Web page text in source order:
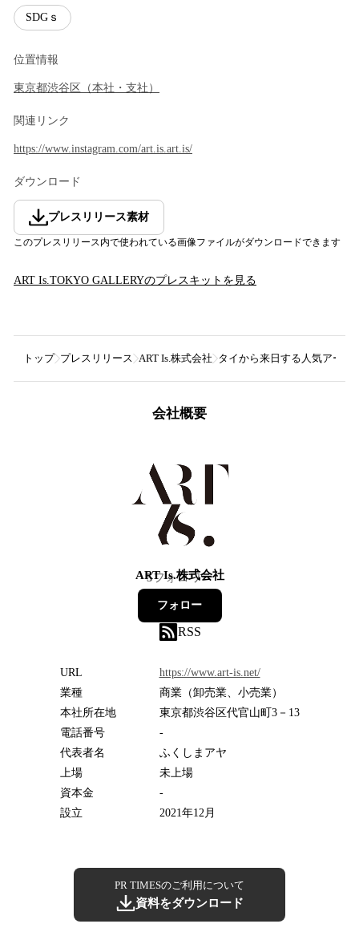
SDGｓ
位置情報
東京都渋谷区 （本社・支社 ）
関連リンク
https://www.instagram.com/art.is.art.is/
ダウンロード
プレスリリース素材
このプレスリリース内で使われている画像ファイルがダウンロードできます
ART Is.TOKYO GALLERYのプレスキットを見る
トップ プレスリリース ART Is.株式会社 タイから来日する人気アーテ
会社概要
ART Is.株式会社
5フォロワー
フォロー
RSS
URL
https://www.art-is.net/
業種
商業（卸売業、小売業）
本社所在地
東京都渋谷区代官山町3－13
電話番号
-
代表者名
ふくしまアヤ
上場
未上場
資本金
-
設立
2021年12月
PR TIMESのご利用について
資料をダウンロード